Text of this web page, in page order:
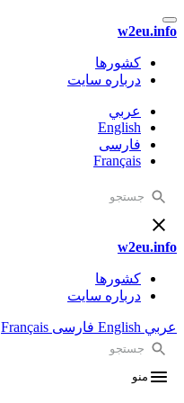
w2eu.info
کشورها
درباره سایت
عربي
English
فارسی
Français
w2eu.info
کشورها
درباره سایت
عربي English فارسی Français
منو